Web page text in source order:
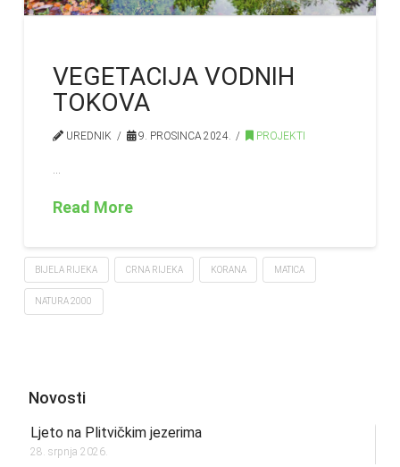
VEGETACIJA VODNIH
TOKOVA
UREDNIK 9. PROSINCA 2024. PROJEKTI
Read More
BIJELA RIJEKA CRNA RIJEKA KORANA MATICA
NATURA 2000
Novosti
Ljeto na Plitvičkim jezerima
28. srpnja 2026.